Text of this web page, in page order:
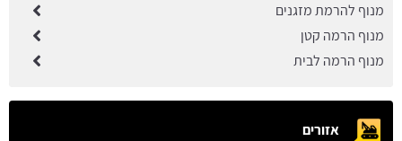
מנוף להרמת מזגנים
מנוף הרמה קטן
מנוף הרמה לבית
אזורים